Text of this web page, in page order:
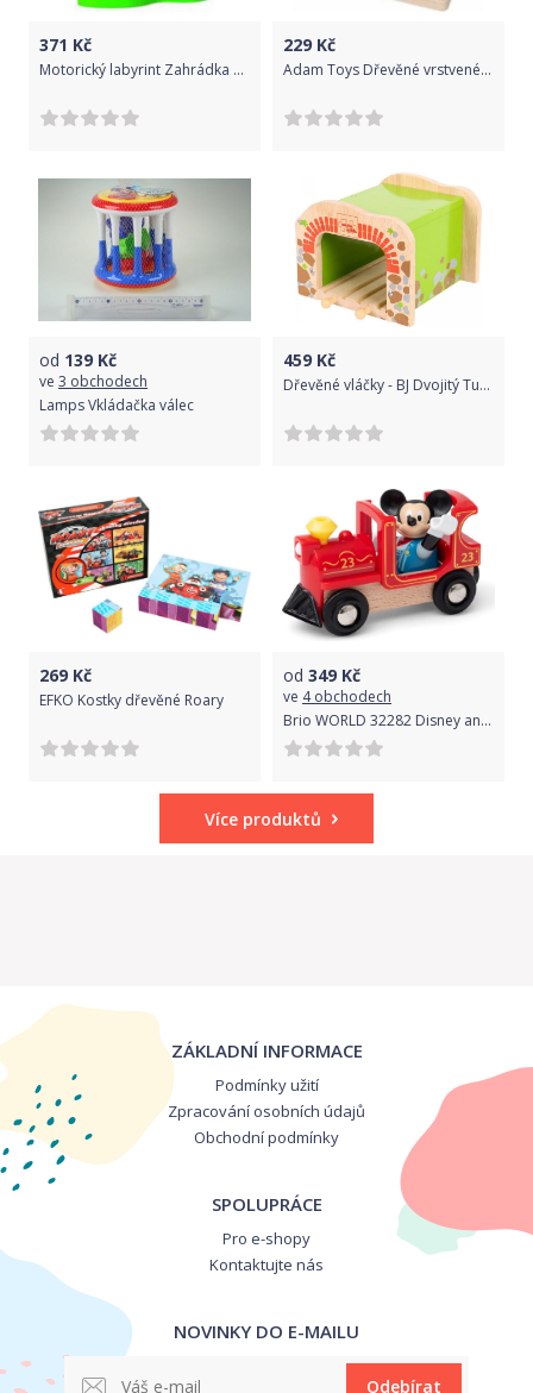
371 Kč
Motorický labyrint Zahrádka s broučky - Plan Toys
229 Kč
Adam Toys Dřevěné vrstvené puzzle Antarktida
od 139 Kč
ve 3 obchodech
Lamps Vkládačka válec
459 Kč
Dřevěné vláčky - BJ Dvojitý Tunel T172
269 Kč
EFKO Kostky dřevěné Roary
od 349 Kč
ve 4 obchodech
Brio WORLD 32282 Disney and Friends Lokomotiva Myšáka Mickeyho
Více produktů
ZÁKLADNÍ INFORMACE
Podmínky užití
Zpracování osobních údajů
Obchodní podmínky
SPOLUPRÁCE
Pro e-shopy
Kontaktujte nás
NOVINKY DO E-MAILU
Odebírat